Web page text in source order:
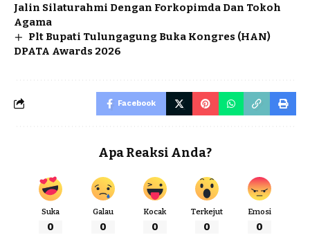
Jalin Silaturahmi Dengan Forkopimda Dan Tokoh
Agama
Plt Bupati Tulungagung Buka Kongres (HAN)
DPATA Awards 2026
Facebook
Apa Reaksi Anda?
Suka
0
Galau
0
Kocak
0
Terkejut
0
Emosi
0